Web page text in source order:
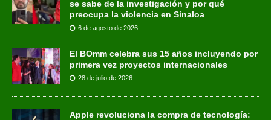
se sabe de la investigación y por qué
preocupa la violencia en Sinaloa
6 de agosto de 2026
El BOmm celebra sus 15 años incluyendo por
primera vez proyectos internacionales
28 de julio de 2026
Apple revoluciona la compra de tecnología: